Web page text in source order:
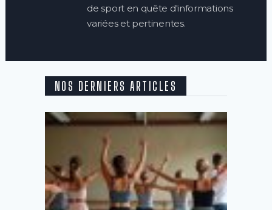
de sport en quête d'informations
variées et pertinentes.
NOS DERNIERS ARTICLES